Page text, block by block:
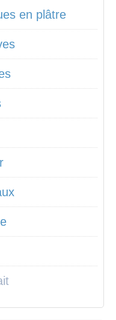
en plâtre